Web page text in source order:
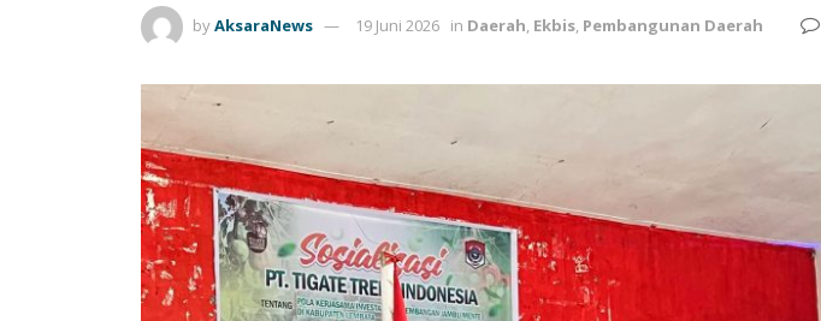
byAksaraNews 19 Juni 2026 in Daerah, Ekbis, Pembangunan Daerah